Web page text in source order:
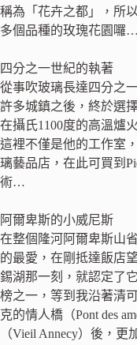
稱為「花卉之都」，所
多個品種的玫瑰花園囉…
四分之一世紀的執著
從事吹玻璃長達四分之
許多城鎮之後，終於選
在攝氏1100度的高溫爐
這裡不僅是他的工作室
璃藝品店，在此可買到
術…
阿爾卑斯的小威尼斯
在整個隆河阿爾卑斯山
的最愛，在剛抵達飯店
錫湖那一刻，就認定了
榜之一，等到我沿著清
克的情人橋（Pont des
（Vieil Annecy）後，更